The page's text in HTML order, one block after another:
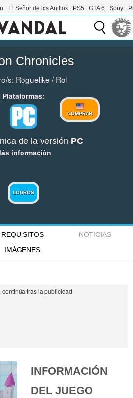
El Señor de los Anillos PS5 GTA 6 Sony
Chronicles
s: Roguelike /Rol
Plataformas:
COMPRAR
de la versión PC
información
LOGROS
REQUISITOS
NOTICIAS
IMÁGENES
INFORMACIÓN
DEL JUEGO